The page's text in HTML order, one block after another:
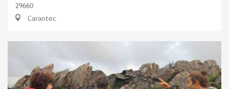
29660
Carantec